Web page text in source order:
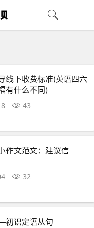
线下收费标准(英语四六
有什么不同)
43
作文范文：建议信
32
识定语从句